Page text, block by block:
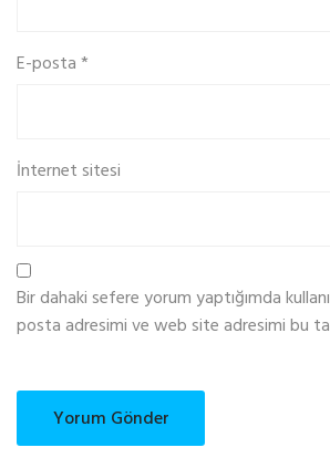
E-posta*
İnternet sitesi
Bir dahaki sefere yorum yaptığımda
posta adresimi ve web site adresimi bu